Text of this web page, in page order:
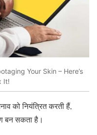
Your Skin – Here’s
It!
को नियंत्रित करती हैं,
बन सकता है।